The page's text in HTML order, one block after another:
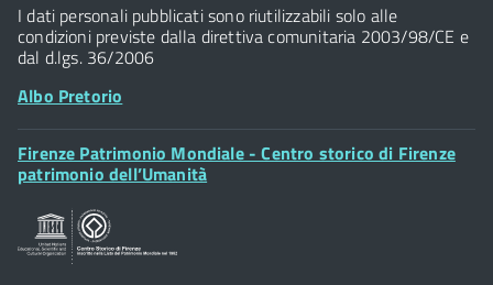
Posta Elettronica Certificata
I dati personali pubblicati sono riutilizzabili solo alle
condizioni previste dalla direttiva comunitaria 2003/98/CE e
dal d.lgs. 36/2006
Albo Pretorio
Footer
Widget
Firenze Patrimonio Mondiale - Centro storico di Firenze
patrimonio dell’Umanità